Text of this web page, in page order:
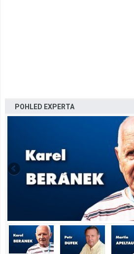
POHLED EXPERTA